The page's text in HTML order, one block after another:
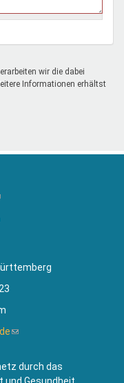
wir die dabei
Informationen erhältst
(Link
Mail)
durch das
und Gesundheit